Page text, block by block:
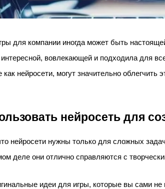
для компании иногда может быть
вовлекающей и подходила для
как нейросети, могут значительно облегчить
нейросеть для
нейросети нужны только для сложных
деле они отлично справляются с
идеи для игры, которые вы сами